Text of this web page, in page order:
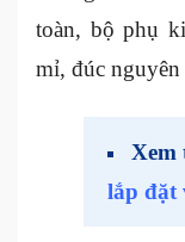
toàn, bộ phụ
mỉ, đúc
Xem
lắp đặt